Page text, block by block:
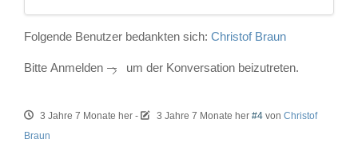
Folgende Benutzer bedankten sich: Christof Braun
Bitte Anmelden um der Konversation beizutreten.
3 Jahre 7 Monate her - 3 Jahre 7 Monate her #4 von Christof
Braun